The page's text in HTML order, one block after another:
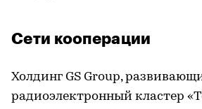
Сети кооперации
Холдинг GS Group,
радиоэлектронный кластер